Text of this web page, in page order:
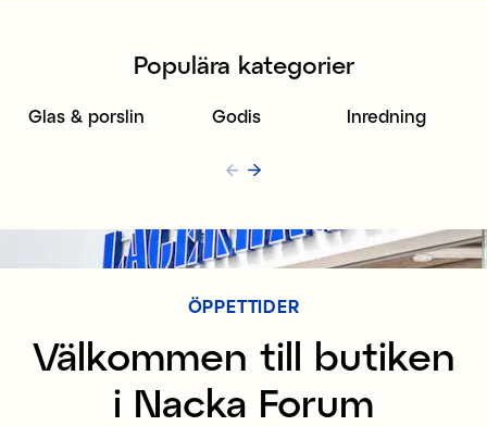
Populära kategorier
Glas & porslin Godis Inredning
ÖPPETTIDER
Välkommen till butiken
i Nacka Forum